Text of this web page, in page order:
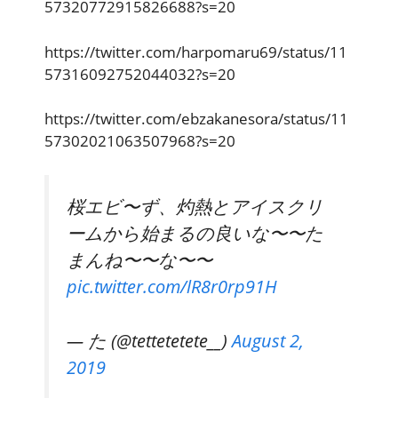
57320772915826688?s=20
https://twitter.com/harpomaru69/status/11
57316092752044032?s=20
https://twitter.com/ebzakanesora/status/11
57302021063507968?s=20
桜エビ〜ず、灼熱とアイスクリ
ームから始まるの良いな〜〜た
まんね〜〜な〜〜
pic.twitter.com/lR8r0rp91H
— た (@tettetetete__)August 2,
2019